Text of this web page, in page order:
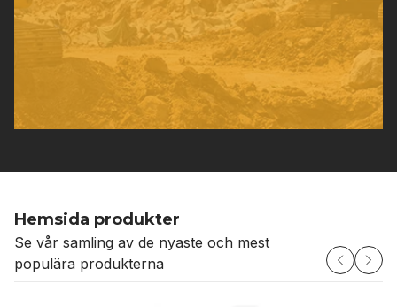
Hemsida produkter
Se vår samling av de nyaste och mest
populära produkterna